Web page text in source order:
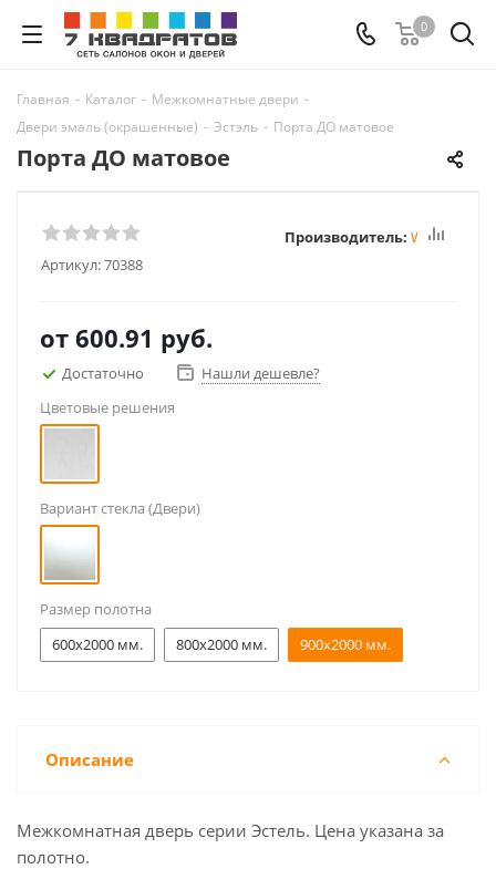
0
Главная - Каталог - Межкомнатные двери -
Двери эмаль (окрашенные) - Эстэль - Порта ДО матовое
Порта ДО матовое
Артикул:70388
Производитель: Winter
от 600.91 руб.
Достаточно
Нашли дешевле?
Цветовые решения
Вариант стекла (Двери)
Размер полотна
600x2000 мм.
800x2000 мм. 900x2000 мм.
Описание
Межкомнатная дверь серии Эстель. Цена указана за
полотно.